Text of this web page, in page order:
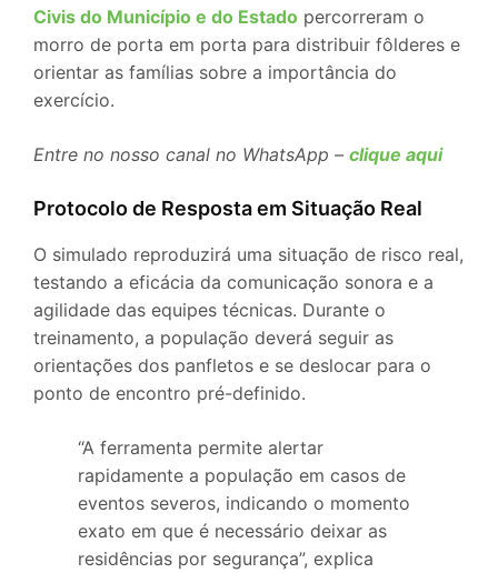
Civis do Município e do Estado percorreram o
morro de porta em porta para distribuir fôlderes e
orientar as famílias sobre a importância do
exercício.
Entre no nosso canal no WhatsApp – clique aqui
Protocolo de Resposta em Situação Real
O simulado reproduzirá uma situação de risco real,
testando a eficácia da comunicação sonora e a
agilidade das equipes técnicas. Durante o
treinamento, a população deverá seguir as
orientações dos panfletos e se deslocar para o
ponto de encontro pré-definido.
“A ferramenta permite alertar
rapidamente a população em casos de
eventos severos, indicando o momento
exato em que é necessário deixar as
residências por segurança”, explica